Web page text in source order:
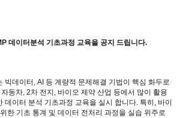
데이터분석 기초과정 교육을 공지 드립니다.
빅데이터 , AI 등 계량적 문제해결 기법이 핵심 화두로
자동차, 2차 전지 , 바이오 제약 산업 등에서 많이 활용
데이터 분석 기초과정 교육을 실시 합니다. 특히 , 바이
한 기초 통계 및 데이터 전처리 과정을 실습 위주로